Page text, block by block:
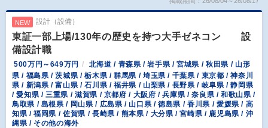
NEW 設計（設備）
東証一部上場/130年の歴史を持つ大手ゼネコン 設
備設計職
500万円～649万円
北海道 / 青森県 / 岩手県 / 宮城県 / 秋田県 / 山形
県 / 福島県 / 茨城県 / 栃木県 / 群馬県 / 埼玉県 / 千葉県 / 東京都 / 神奈川
県 / 新潟県 / 富山県 / 石川県 / 福井県 / 山梨県 / 長野県 / 岐阜県 / 静岡県
/ 愛知県 / 三重県 / 滋賀県 / 京都府 / 大阪府 / 兵庫県 / 奈良県 / 和歌山県 /
鳥取県 / 島根県 / 岡山県 / 広島県 / 山口県 / 徳島県 / 香川県 / 愛媛県 / 高
知県 / 福岡県 / 佐賀県 / 長崎県 / 熊本県 / 大分県 / 宮崎県 / 鹿児島県 / 沖
縄県 / その他の海外